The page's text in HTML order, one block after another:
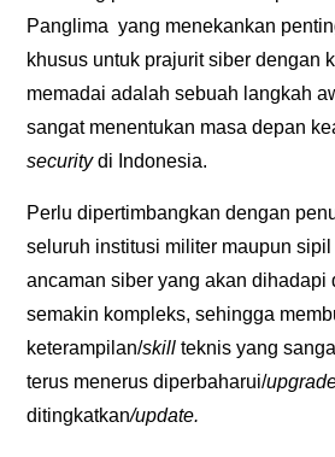
Panglima yang menekankan
khusus untuk prajurit siber dengan
memadai adalah sebuah langkah
sangat menentukan masa depan
securitydi Indonesia.
Perlu dipertimbangkan dengan
seluruh institusi militer maupun
ancaman siber yang akan dihadapi
semakin kompleks, sehingga
keterampilan/skillteknis yang
terus menerus diperbaharui/
ditingkatkan/update.